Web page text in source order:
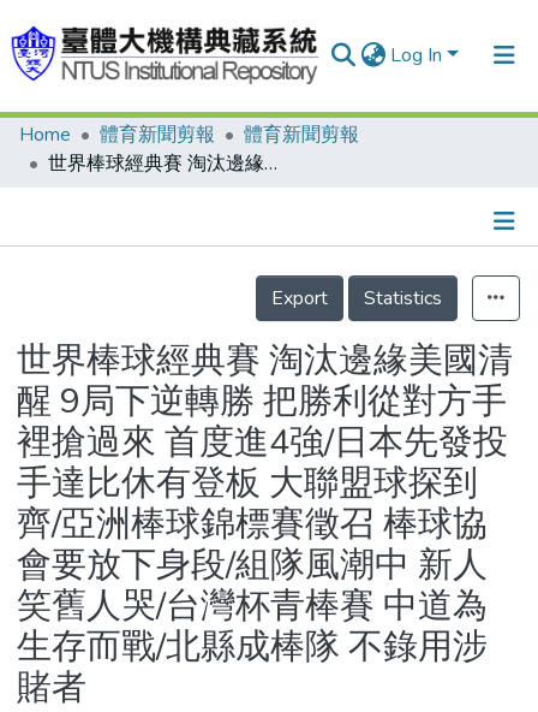
Log In
Communities & Collections
Statistics
Home 體育新聞剪報
體育新聞剪報
世界棒球經典賽 淘汰邊緣美國清醒 9局下逆轉勝 把勝利從對方手裡搶過來 首度進4強/日本先發投手達比休有登板 大聯盟球探到齊/亞洲棒球錦標賽徵召 棒球協會要放下身段/組隊風潮中 新人笑舊人哭/台灣杯青棒賽 中道為生存而戰/北縣成棒隊 不錄用涉賭者
Details
Export
Statistics
世界棒球經典賽 淘汰邊緣美國清
醒 9局下逆轉勝 把勝利從對方手
裡搶過來 首度進4強/日本先發投
手達比休有登板 大聯盟球探到
齊/亞洲棒球錦標賽徵召 棒球協
會要放下身段/組隊風潮中 新人
笑舊人哭/台灣杯青棒賽 中道為
生存而戰/北縣成棒隊 不錄用涉
賭者